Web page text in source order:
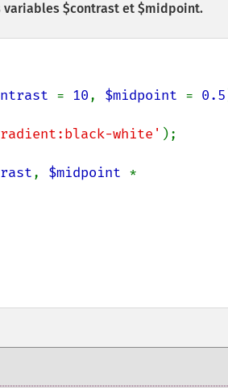
variables $contrast et $midpoint.
= 10, $midpoint = 0.5
white' );
, $midpoint